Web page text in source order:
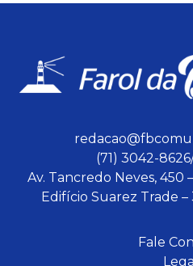
(71) 3042-
Av. Tancredo Neves, 450
Edifício Suarez Trade –
Fale
Legal